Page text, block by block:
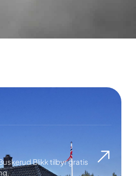
Blikk tilbyr gratis